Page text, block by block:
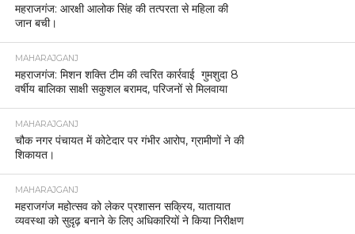
महराजगंज: आरक्षी आलोक सिंह की तत्परता से महिला की
जान बची।
MAHARAJGANJ
महराजगंज: मिशन शक्ति टीम की त्वरित कार्रवाई गुमशुदा 8
वर्षीय बालिका साक्षी सकुशल बरामद, परिजनों से मिलवाया
MAHARAJGANJ
चौक नगर पंचायत में कोटेदार पर गंभीर आरोप, ग्रामीणों ने की
शिकायत।
MAHARAJGANJ
महराजगंज महोत्सव को लेकर प्रशासन सक्रिय, यातायात
व्यवस्था को सुदृढ़ बनाने के लिए अधिकारियों ने किया निरीक्षण